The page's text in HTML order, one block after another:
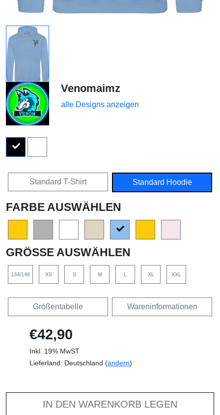
Venomaimz
alle Designs anzeigen
Standard T-Shirt Standard Hoodie
FARBE AUSWÄHLEN
GRÖSSE AUSWÄHLEN
134/146 XS S M L XL XXL
Größentabelle Wareninformationen
€42,90
Inkl. 19% MwST
Lieferland: Deutschland (ändern)
IN DEN WARENKORB LEGEN